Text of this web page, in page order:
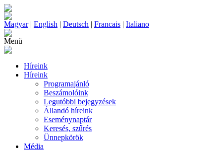
Magyar| English | Deutsch | Francais | Italiano
Menü
Híreink
Híreink
Programajánló
Beszámolóink
Legutóbbi bejegyzések
Állandó híreink
Eseménynaptár
Keresés, szűrés
Ünnepkörök
Média